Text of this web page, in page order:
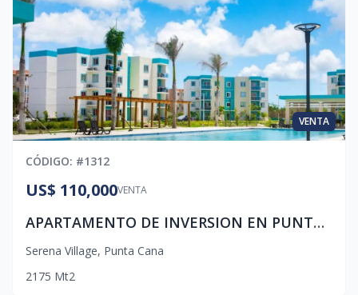
VENTA
CÓDIGO: #1312
VENTA
US$ 110,000
APARTAMENTO DE INVERSION EN PUNTA CANA
Serena Village, Punta Cana
21 75 Mt2